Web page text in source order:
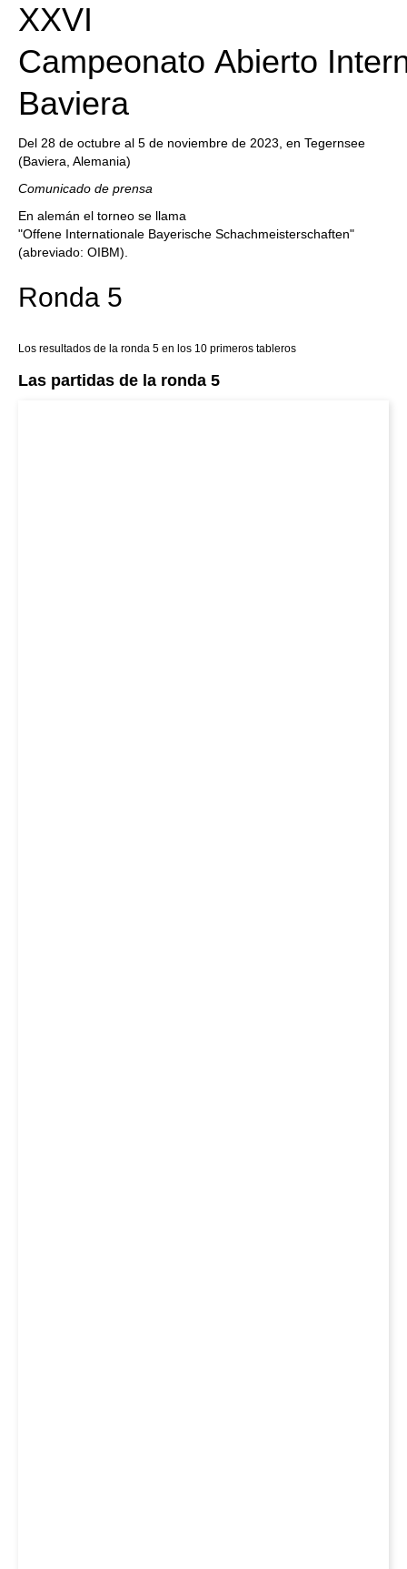
XXVI
Campeonato Abierto
Baviera
Del 28 de octubre al 5 de noviembre de 2023, en Tegernsee
(Baviera, Alemania)
Comunicado de prensa
En alemán el torneo se llama
"Offene Internationale Bayerische Schachmeisterschaften"
(abreviado: OIBM).
Ronda 5
Los resultados de la ronda 5 en los 10 primeros tableros
Las partidas de la ronda 5